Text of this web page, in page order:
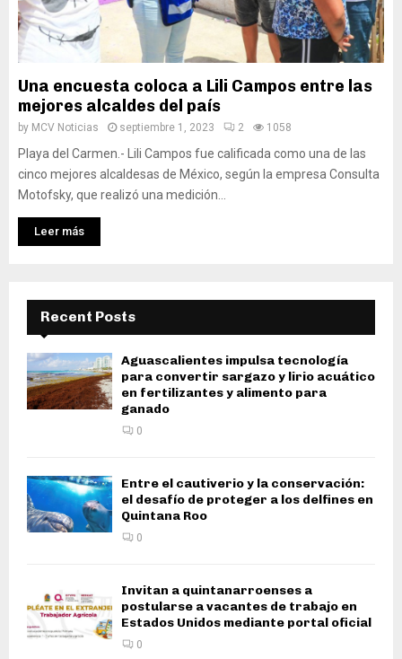
Una encuesta coloca a Lili Campos entre las
mejores alcaldes del país
by MCV Noticias septiembre 1, 2023 2 1058
Playa del Carmen.- Lili Campos fue calificada como una de las
cinco mejores alcaldesas de México, según la empresa Consulta
Motofsky, que realizó una medición...
Leer más
Recent Posts
Aguascalientes impulsa tecnología
para convertir sargazo y lirio acuático
en fertilizantes y alimento para
ganado
0
Entre el cautiverio y la conservación:
el desafío de proteger a los delfines en
Quintana Roo
0
Invitan a quintanarroenses a
postularse a vacantes de trabajo en
Estados Unidos mediante portal oficial
0